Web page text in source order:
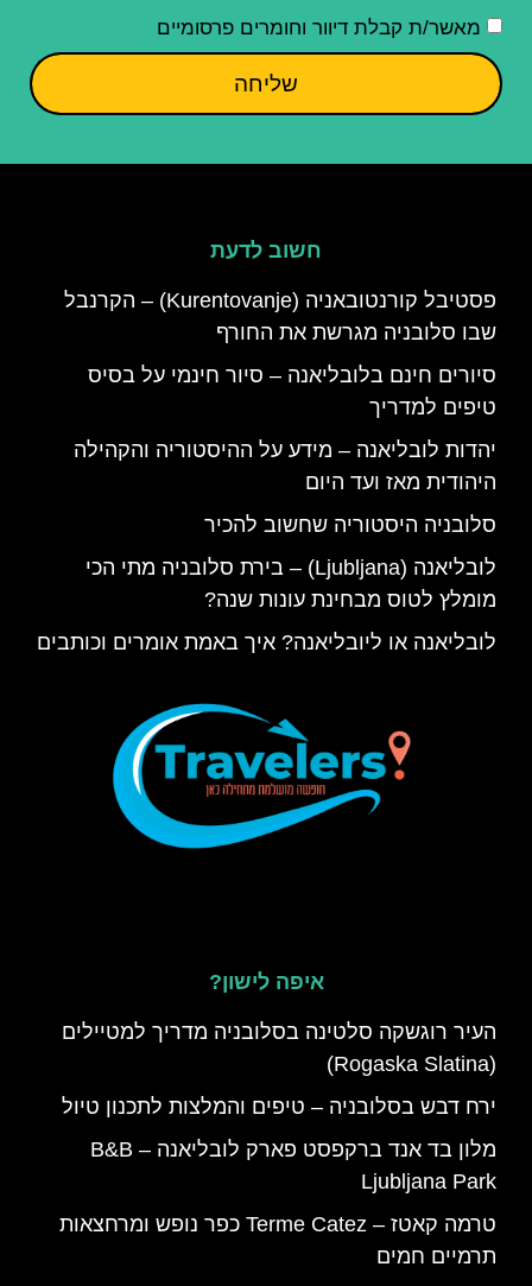
מאשר/ת קבלת דיוור וחומרים פרסומיים
שליחה
חשוב לדעת
פסטיבל קורנטובאניה (Kurentovanje) – הקרנבל
שבו סלובניה מגרשת את החורף
סיורים חינם בלובליאנה – סיור חינמי על בסיס
טיפים למדריך
יהדות לובליאנה – מידע על ההיסטוריה והקהילה
היהודית מאז ועד היום
סלובניה היסטוריה שחשוב להכיר
לובליאנה (Ljubljana) – בירת סלובניה מתי הכי
מומלץ לטוס מבחינת עונות שנה?
לובליאנה או ליובליאנה? איך באמת אומרים וכותבים
איפה לישון?
העיר רוגשקה סלטינה בסלובניה מדריך למטיילים
(Rogaska Slatina)
ירח דבש בסלובניה – טיפים והמלצות לתכנון טיול
מלון בד אנד ברקפסט פארק לובליאנה – B&B
Ljubljana Park
טרמה קאטז – Terme Catez כפר נופש ומרחצאות
תרמיים חמים